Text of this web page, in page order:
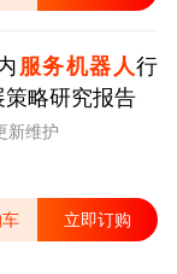
服务机器人行
略研究报告
新维护
立即订购